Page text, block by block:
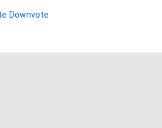
Downvote